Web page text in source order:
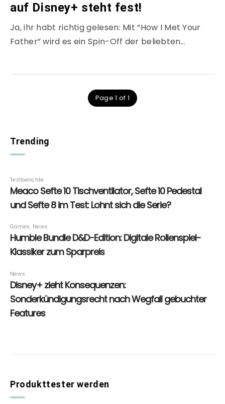
auf Disney+ steht fest!
Ja, ihr habt richtig gelesen: Mit “How I Met Your
Father” wird es ein Spin-Off der beliebten…
Page 1 of 1
Trending
Produkttester werden